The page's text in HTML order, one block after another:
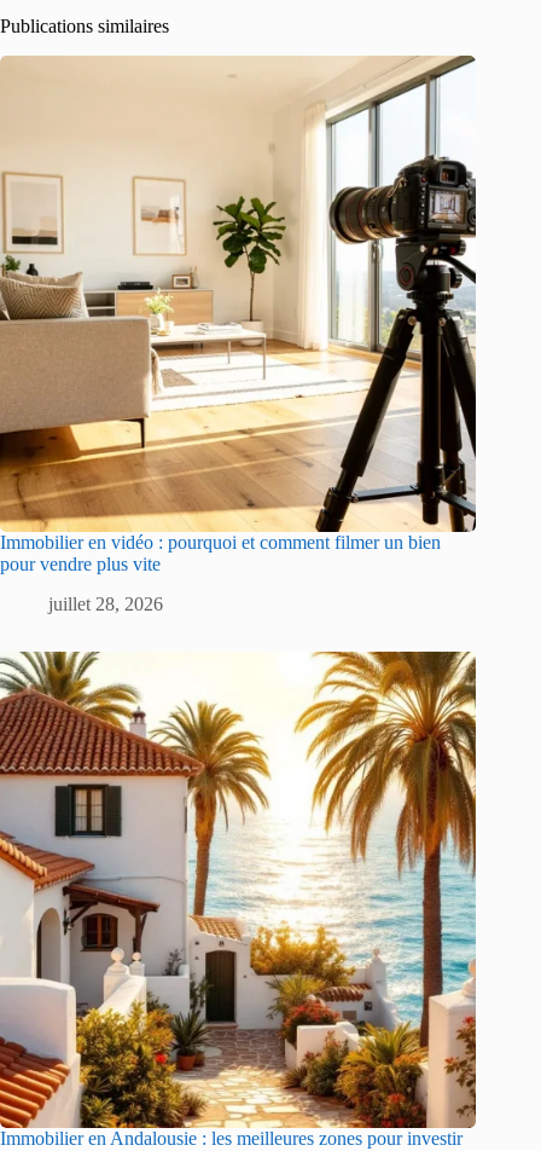
Publications similaires
Immobilier en vidéo : pourquoi et comment filmer un bien
pour vendre plus vite
juillet 28, 2026
Immobilier en Andalousie : les meilleures zones pour investir